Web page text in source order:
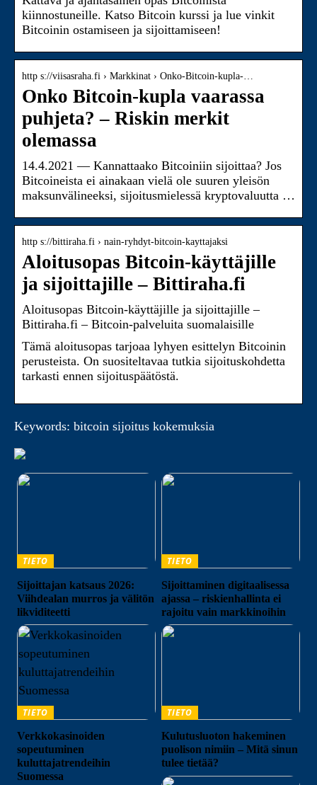
kiinnostuneille. Katso Bitcoin kurssi ja lue vinkit
Bitcoinin ostamiseen ja sijoittamiseen!
http s://viisasraha.fi › Markkinat › Onko-Bitcoin-kupla-…
Onko Bitcoin-kupla vaarassa
puhjeta? – Riskin merkit
olemassa
14.4.2021 — Kannattaako Bitcoiniin sijoittaa? Jos
Bitcoineista ei ainakaan vielä ole suuren yleisön
maksunvälineeksi, sijoitusmielessä kryptovaluutta …
http s://bittiraha.fi › nain-ryhdyt-bitcoin-kayttajaksi
Aloitusopas Bitcoin-käyttäjille
ja sijoittajille – Bittiraha.fi
Aloitusopas Bitcoin-käyttäjille ja sijoittajille –
Bittiraha.fi – Bitcoin-palveluita suomalaisille
Tämä aloitusopas tarjoaa lyhyen esittelyn Bitcoinin
perusteista. On suositeltavaa tutkia sijoituskohdetta
tarkasti ennen sijoituspäätöstä.
Keywords: bitcoin sijoitus kokemuksia
TIETO
Sijoittajan katsaus 2026:
Viihdealan murros ja välitön
likviditeetti
TIETO
Sijoittaminen digitaalisessa
ajassa – riskienhallinta ei
rajoitu vain markkinoihin
TIETO
Verkkokasinoiden
sopeutuminen
kuluttajatrendeihin
Suomessa
TIETO
Kulutusluoton hakeminen
puolison nimiin – Mitä sinun
tulee tietää?